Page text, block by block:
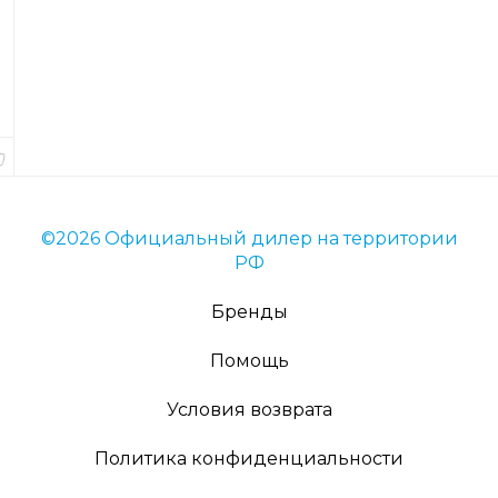
©2026 Официальный дилер на территории
РФ
Бренды
Помощь
Условия возврата
Политика конфиденциальности